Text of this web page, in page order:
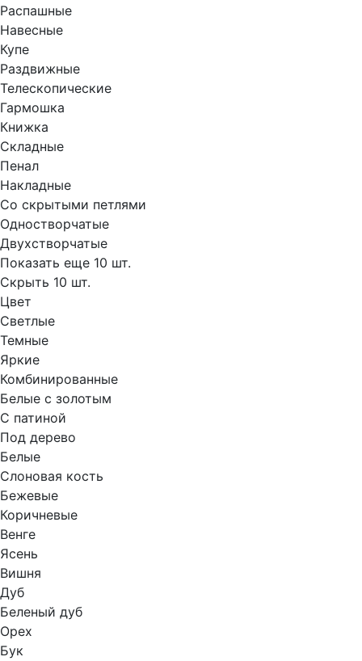
Распашные
Навесные
Купе
Раздвижные
Телескопические
Гармошка
Книжка
Складные
Пенал
Накладные
Со скрытыми петлями
Одностворчатые
Двухстворчатые
Показать еще 10 шт.
Скрыть 10 шт.
Цвет
Светлые
Темные
Яркие
Комбинированные
Белые с золотым
С патиной
Под дерево
Белые
Слоновая кость
Бежевые
Коричневые
Венге
Ясень
Вишня
Дуб
Беленый дуб
Орех
Бук